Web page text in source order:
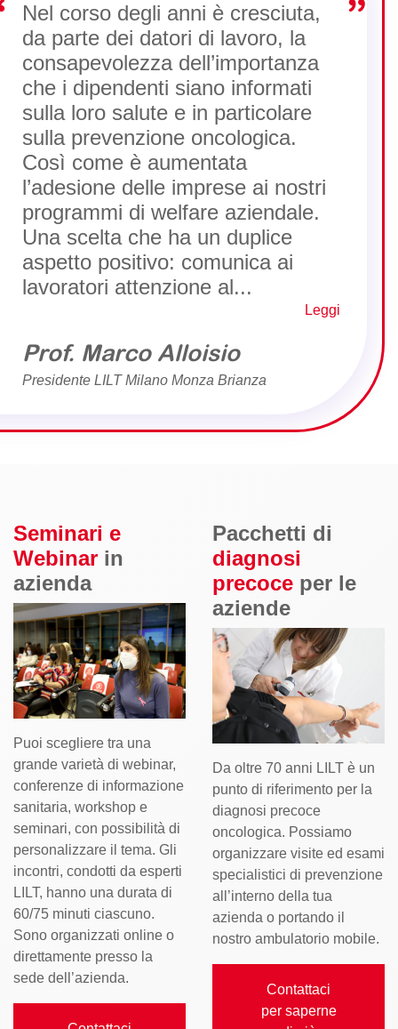
Nel corso degli anni è cresciuta,
da parte dei datori di lavoro, la
consapevolezza dell’importanza
che i dipendenti siano informati
sulla loro salute e in particolare
sulla prevenzione oncologica.
Così come è aumentata
l’adesione delle imprese ai nostri
programmi di welfare aziendale.
Una scelta che ha un duplice
aspetto positivo: comunica ai
lavoratori attenzione al...
Leggi
Prof. Marco Alloisio
Presidente LILT Milano Monza Brianza
Seminari e
Webinar in
azienda
Puoi scegliere tra una
grande varietà di webinar,
conferenze di informazione
sanitaria, workshop e
seminari, con possibilità di
personalizzare il tema. Gli
incontri, condotti da esperti
LILT, hanno una durata di
60/75 minuti ciascuno.
Sono organizzati online o
direttamente presso la
sede dell’azienda.
Pacchetti di
diagnosi
precoce per le
aziende
Da oltre 70 anni LILT è un
punto di riferimento per la
diagnosi precoce
oncologica. Possiamo
organizzare visite ed esami
specialistici di prevenzione
all’interno della tua
azienda o portando il
nostro ambulatorio mobile.
Contattaci
per saperne